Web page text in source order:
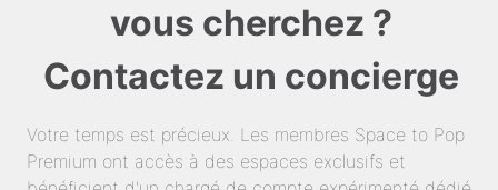
vous cherchez ?
Contactez un concierge
Votre temps est précieux. Les membres Space to Pop
Premium ont accès à des espaces exclusifs et